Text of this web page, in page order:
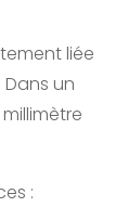
liée
un
: